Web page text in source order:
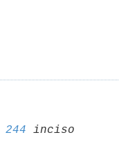
244 inciso